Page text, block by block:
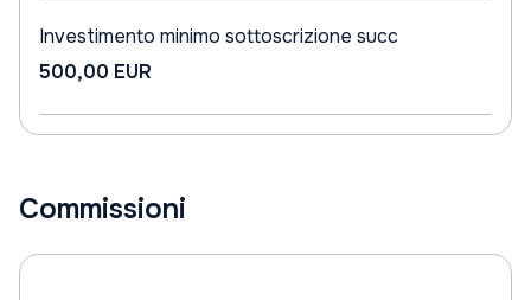
Investimento minimo sottoscrizione succ
500,00 EUR
Commissioni